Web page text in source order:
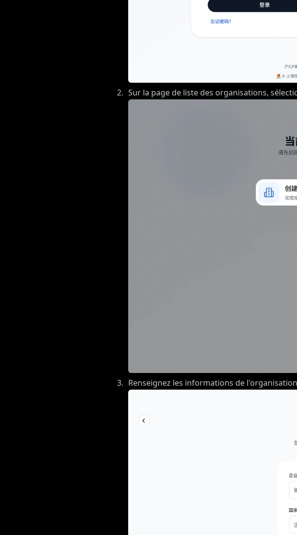
Sur la page de liste des organisations,
Renseignez les informations de